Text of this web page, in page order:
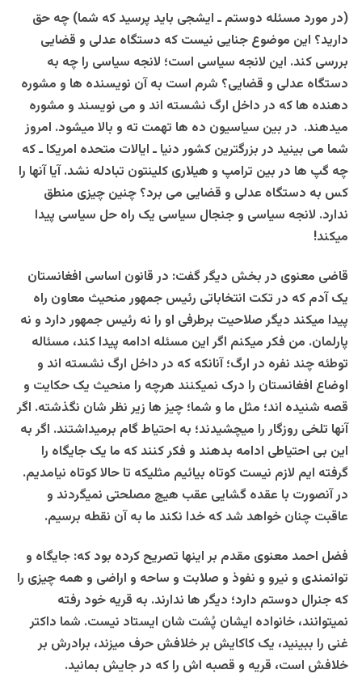
(در مورد مسئله دوستم ـ ایشجی باید پرسید که شما) چه حق
دارید؟ این موضوع جنایی نیست که دستگاه عدلی و قضایی
بررسی کند. این لانجه سیاسی است؛ لانجه سیاسی را چه به
دستگاه عدلی و قضایی؟ شرم است به آن نویسنده ها و مشوره
دهنده ها که در داخل ارگ نشسته اند و می نویسند و مشوره
میدهند. در بین سیاسیون ده ها تهمت ته و بالا میشود. امروز
شما می بینید در بزرگترین کشور دنیا ـ ایالات متحده امریکا ـ که
چه گپ ها در بین ترامپ و هیلاری کلینتون تبادله نشد. آیا آنها را
کس به دستگاه عدلی و قضایی می برد؟ چنین چیزی منطق
ندارد. لانجه سیاسی و جنجال سیاسی یک راه حل سیاسی پیدا
میکند!
قاضی معنوی در بخش دیگر گفت: در قانون اساسی افغانستان
یک آدم که در تکت انتخاباتی رئیس جمهور منحیث معاون راه
پیدا میکند دیگر صلاحیت برطرفی او را نه رئیس جمهور دارد و نه
پارلمان. من فکر میکنم اگر این مسئله ادامه پیدا کند، مسئاله
توطئه چند نفره در ارگ؛ آنانکه که در داخل ارگ نشسته اند و
اوضاع افغانستان را درک نمیکنند هرچه را منحیث یک حکایت و
قصه شنیده اند؛ مثل ما و شما؛ چیز ها زیر نظر شان نگذشته. اگر
آنها تلخی روزگار را میچشیدند؛ به احتیاط گام برمیداشتند. اگر به
این بی احتیاطی ادامه بدهند و فکر کنند که ما یک جایگاه را
گرفته ایم لازم نیست کوتاه بیائیم مثلیکه تا حالا کوتاه نیامدیم.
در آنصورت با عقده گشایی عقب هیچ مصلحتی نمیگردند و
عاقبت چنان خواهد شد که خدا نکند ما به آن نقطه برسیم.
فضل احمد معنوی مقدم بر اینها تصریح کرده بود که: جایگاه و
توانمندی و نیرو و نفوذ و صلابت و ساحه و اراضی و همه چیزی را
که جنرال دوستم دارد؛ دیگر ها ندارند. به قریه خود رفته
نمیتوانند، خانواده ایشان پُشت شان ایستاد نیست. شما داکتر
غنی را ببینید، یک کاکایش بر خلافش حرف میزند، برادرش بر
خلافش است، قریه و قصبه اش را که در جایش بمانید.